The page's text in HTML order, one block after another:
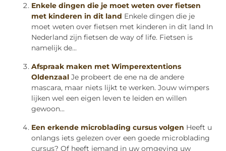
Enkele dingen die je moet weten over fietsen
met kinderen in dit land Enkele dingen die je
moet weten over fietsen met kinderen in dit land In
Nederland zijn fietsen de way of life. Fietsen is
namelijk de...
Afspraak maken met Wimperextentions
Oldenzaal Je probeert de ene na de andere
mascara, maar niets lijkt te werken. Jouw wimpers
lijken wel een eigen leven te leiden en willen
gewoon...
Een erkende microblading cursus volgen Heeft u
onlangs iets gelezen over een goede microblading
cursus? Of heeft iemand in uw omgeving uw